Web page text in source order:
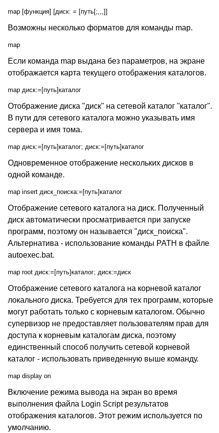
map [функция] [диск: = [путь[;,,,]]
Возможны несколько форматов для команды map.
map
Если команда map выдана без параметров, на экране
отображается карта текущего отображения каталогов.
map диск:=[путь]каталог
Отображение диска "диск" на сетевой каталог "каталог".
В пути для сетевого каталога можно указывать имя
сервера и имя тома.
map диск:=[путь]каталог; диск:=[путь]каталог
Одновременное отображение нескольких дисков в
одной команде.
map insert диск_поиска:=[путь]каталог
Отображение сетевого каталога на диск. Полученный
диск автоматически просматривается при запуске
программ, поэтому он называется "диск_поиска".
Альтернатива - использование команды PATH в файле
autoexec.bat.
map root диск:=[путь]каталог; диск:=диск
Отображение сетевого каталога на корневой каталог
локального диска. Требуется для тех программ, которые
могут работать только с корневым каталогом. Обычно
супервизор не предоставляет пользователям прав для
доступа к корневым каталогам диска, поэтому
единственный способ получить сетевой корневой
каталог - использовать приведенную выше команду.
map display on
Включение режима вывода на экран во время
выполнения файла Login Script результатов
отображения каталогов. Этот режим используется по
умолчанию.